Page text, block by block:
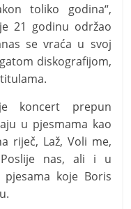
toliko godina“,
21 godinu održao
se vraća u svoj
diskografijom,
koncert prepun
u pjesmama kao
riječ, Laž, Voli me,
Poslije nas, ali i u
koje Boris